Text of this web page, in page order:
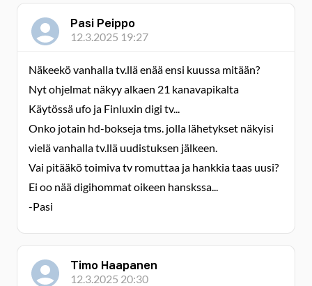
Pasi Peippo
12.3.2025 19:27
Näkeekö vanhalla tv.llä enää ensi kuussa mitään?
Nyt ohjelmat näkyy alkaen 21 kanavapikalta
Käytössä ufo ja Finluxin digi tv...
Onko jotain hd-bokseja tms. jolla lähetykset näkyisi
vielä vanhalla tv.llä uudistuksen jälkeen.
Vai pitääkö toimiva tv romuttaa ja hankkia taas uusi?
Ei oo nää digihommat oikeen hanskssa...
-Pasi
Timo Haapanen
12.3.2025 20:30